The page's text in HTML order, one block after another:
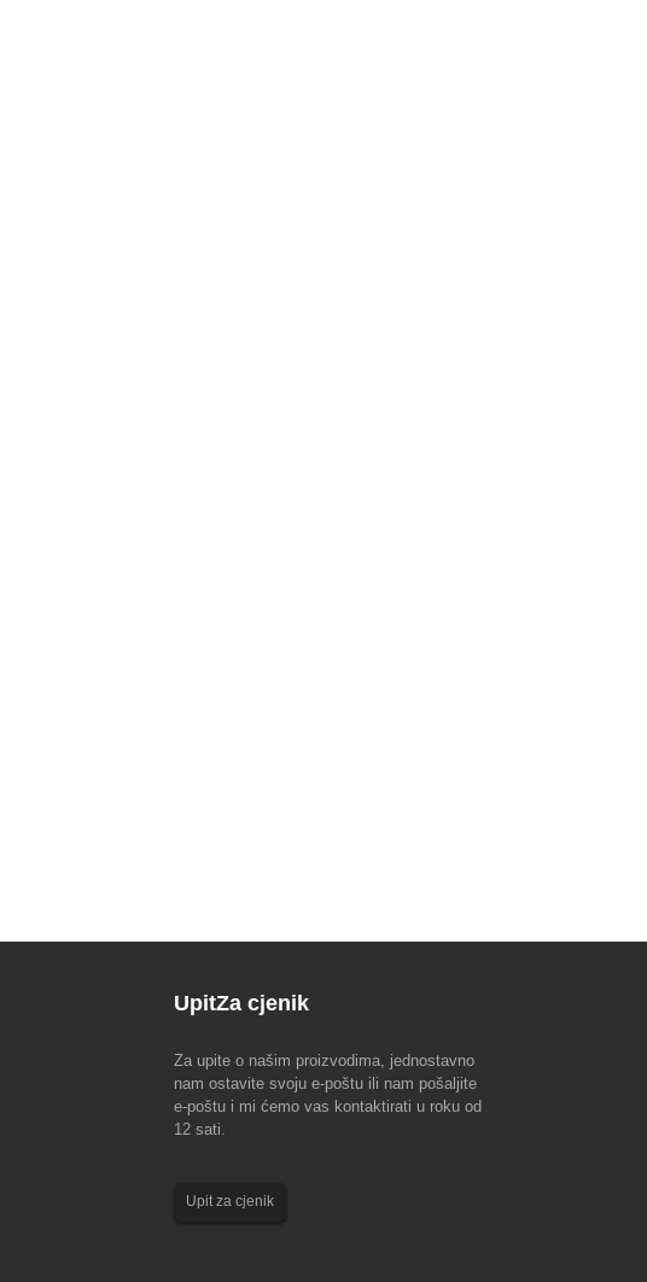
Pronađite nas na EMO Hannoveru 2023 (18-
Bijenalni događaj, vodeći svjetski sajam
proizvodne tehnologije, EMO Hanover 2023
mašina (CECIMO), osnovanog ...
Obavijest o festivalu Dragon Boat Festivala
2023
Imajte na umu sljedeće aranžmane za naše
UpitZa cjenik
Za upite o našim proizvodima, jednostavno
nam ostavite svoju e-poštu ili nam pošaljite
e-poštu i mi ćemo vas kontaktirati u roku od
12 sati.
Upit za cjenik